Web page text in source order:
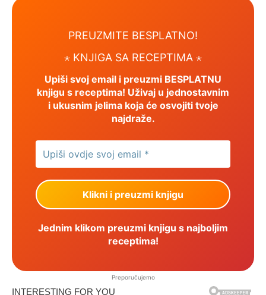
PREUZMITE BESPLATNO!
⋆ KNJIGA SA RECEPTIMA ⋆
Upiši svoj email i preuzmi BESPLATNU
knjigu s receptima! Uživaj u jednostavnim
i ukusnim jelima koja će osvojiti tvoje
najdraže.
Jednim klikom preuzmi knjigu s najboljim
receptima!
Preporučujemo